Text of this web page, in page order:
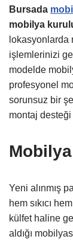
Bursada
mobilya
lokasyonlarda
işlemlerinizi
modelde
profesyonel
sorunsuz bir
montaj desteği
Yeni alınmış
hem sıkıcı
külfet haline
aldığı